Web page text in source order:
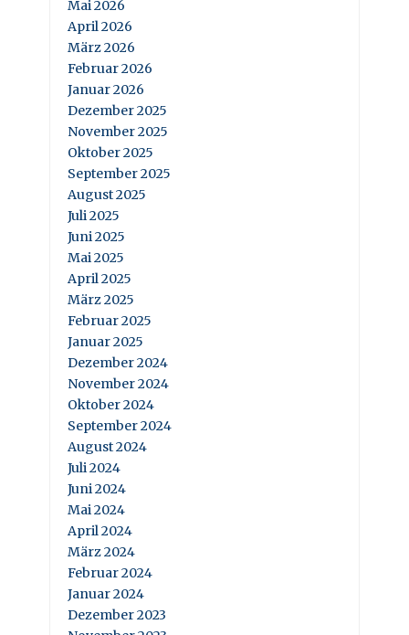
Mai 2026
April 2026
März 2026
Februar 2026
Januar 2026
Dezember 2025
November 2025
Oktober 2025
September 2025
August 2025
Juli 2025
Juni 2025
Mai 2025
April 2025
März 2025
Februar 2025
Januar 2025
Dezember 2024
November 2024
Oktober 2024
September 2024
August 2024
Juli 2024
Juni 2024
Mai 2024
April 2024
März 2024
Februar 2024
Januar 2024
Dezember 2023